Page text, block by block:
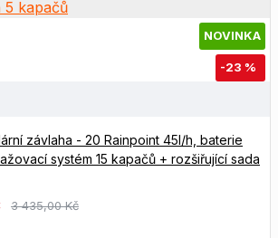
NOVINKA
-23 %
závlaha - 20 Rainpoint 45l/h, baterie
systém 15 kapačů + rozšiřující sada
3 435,00 Kč